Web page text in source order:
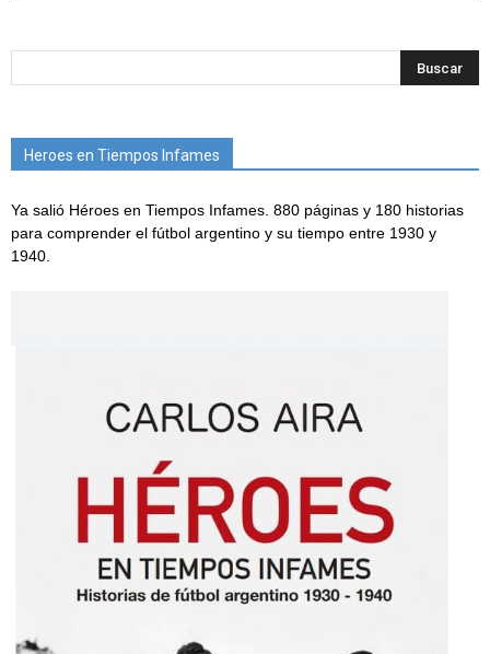
Heroes en Tiempos Infames
Ya salió Héroes en Tiempos Infames. 880 páginas y 180 historias
para comprender el fútbol argentino y su tiempo entre 1930 y
1940.